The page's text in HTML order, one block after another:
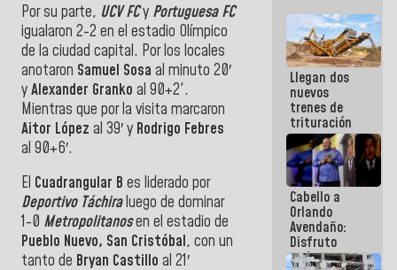
Por su parte, UCV FCy Portuguesa FC
igualaron 2-2 en el estadio Olímpico
de la ciudad capital. Por los locales
anotaron Samuel Sosa al minuto 20′
yAlexander Granko al 90+2'.
Mientras que por la visita marcaron
Aitor López al 39′ y Rodrigo Febres
al 90+6′.
El Cuadrangular B es liderado por
Deportivo Táchiraluego de dominar
1-0 Metropolitanosen el estadio de
Pueblo Nuevo, San Cristóbal, con un
tanto de Bryan Castillo al 21′
Llegan dos
nuevos
trenes de
trituración
para
optimizar
manejo de
escombros
en La Guaira
Cabello a
Orlando
Avendaño:
Disfruto
cada vez